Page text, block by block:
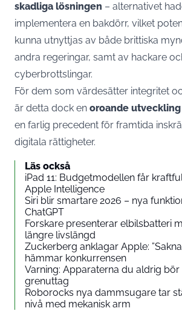
skadliga lösningen – alternativet
implementera en bakdörr, vilket
kunna utnyttjas av både brittiska
andra regeringar, samt av hackare
cyberbrottslingar.
För dem som värdesätter integritet
är detta dock en oroande utveckling
en farlig precedent för framtida
digitala rättigheter.
Läs också
iPad 11: Budgetmodellen får
Apple Intelligence
Siri blir smartare 2026 – nya
ChatGPT
Forskare presenterar elbilsbatteri
längre livslängd
Zuckerberg anklagar Apple:
hämmar konkurrensen
Varning: Apparaterna du aldrig
grenuttag
Roborocks nya dammsugare tar
nivå med mekanisk arm